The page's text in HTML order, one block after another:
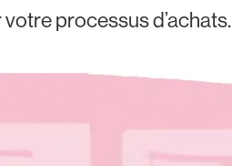
processus d’achats.